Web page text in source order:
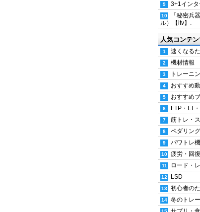
3+1イン
「秘密兵
ル）【itv】.
人気コンテン
速くなる
機材情報
トレーニ
おすすめ
おすすめ
FTP・LT
筋トレ・
ペダリン
パワトレ
疲労・回
ロード・
LSD
初心者の
冬のトレ